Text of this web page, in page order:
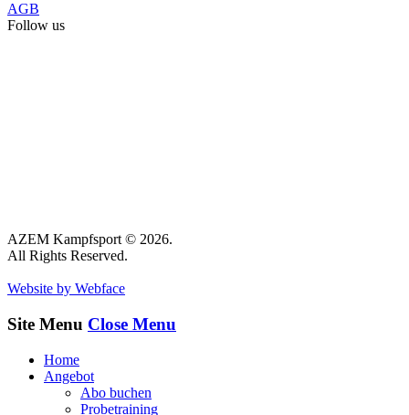
AGB
Follow us
AZEM Kampfsport © 2026.
All Rights Reserved.
Website by Webface
Site Menu Close Menu
Home
Angebot
Abo buchen
Probetraining